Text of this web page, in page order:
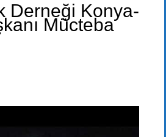
Derneği Konya-
Mücteba